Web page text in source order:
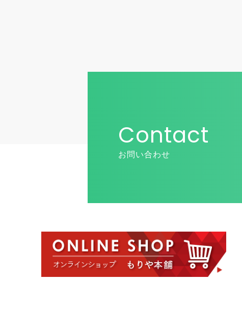
Contact
お問い合わせ